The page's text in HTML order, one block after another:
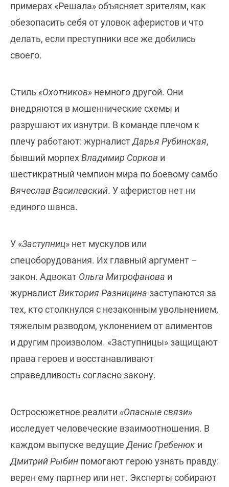
примерах «Решала» объясняет зрителям, как
обезопасить себя от уловок аферистов и что
делать, если преступники все же добились
своего.
Стиль «Охотников» немного другой. Они
внедряются в мошеннические схемы и
разрушают их изнутри. В команде плечом к
плечу работают: журналистДарья Рубинская,
бывший морпехВладимир Сорков и
шестикратный чемпион мира по боевому самбо
Вячеслав Василевский. У аферистов нет ни
единого шанса.
У «Заступниц» нет мускулов или
спецоборудования. Их главный аргумент –
закон. Адвокат Ольга Митрофанова и
журналистВиктория Разницина заступаются за
тех, кто столкнулся с незаконным увольнением,
тяжелым разводом, уклонением от алиментов
и другим произволом. «Заступницы» защищают
права героев и восстанавливают
справедливость согласно закону.
Остросюжетное реалити «Опасные связи»
исследует человеческие взаимоотношения. В
каждом выпуске ведущиеДенис Гребенюк и
Дмитрий Рыбин помогают герою узнать правду:
верен ему партнер или нет. Эксперты собирают